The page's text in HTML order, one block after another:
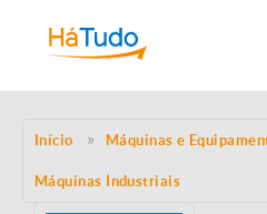
Início Máquinas e
Máquinas Industriais